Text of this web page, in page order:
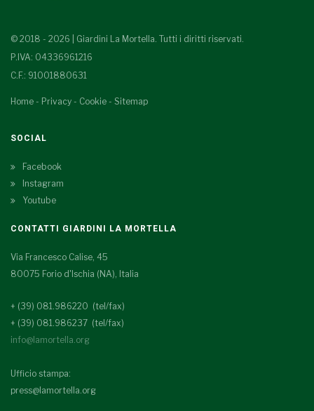
© 2018 - 2026 | Giardini La Mortella. Tutti i diritti riservati.
P.IVA: 04336961216
C.F.: 91001880631
Home - Privacy - Cookie - Sitemap
SOCIAL
Facebook
Instagram
Youtube
CONTATTI GIARDINI LA MORTELLA
Via Francesco Calise, 45
80075 Forio d'Ischia (NA), Italia
+ (39) 081.986220 (tel/fax)
+ (39) 081.986237 (tel/fax)
info@lamortella.org
Ufficio stampa:
press@lamortella.org